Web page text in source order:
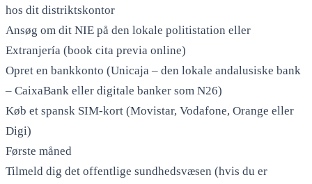
hos dit distriktskontor
Ansøg om dit NIE på den lokale politistation eller
Extranjería (book cita previa online)
Opret en bankkonto (Unicaja – den lokale andalusiske bank
– CaixaBank eller digitale banker som N26)
Køb et spansk SIM-kort (Movistar, Vodafone, Orange eller
Digi)
Første måned
Tilmeld dig det offentlige sundhedsvæsen (hvis du er